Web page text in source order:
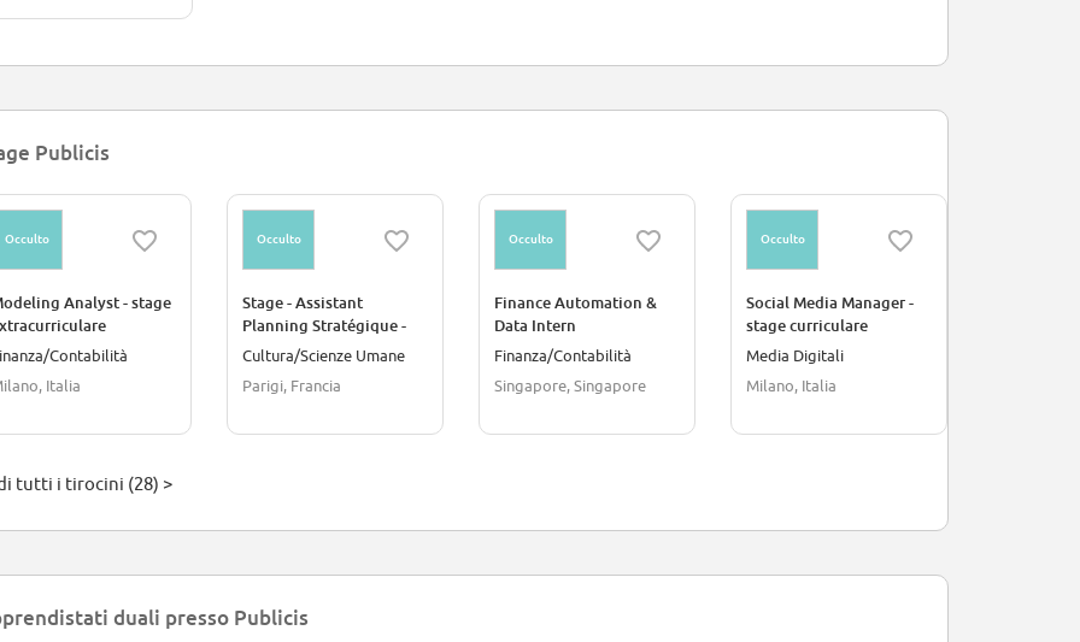
Publicis
Occulto
Analyst - stage
Contabilità
Italia
Occulto
Stage - Assistant
Planning Stratégique -
F/H/NB
Cultura/Scienze Umane
Parigi, Francia
Occulto
Finance Automation &
Data Intern
Finanza/Contabilità
Singapore, Singapore
Occulto
Social Media Manager -
stage curriculare
Media Digitali
Milano, Italia
tutti i tirocini (28) >
duali presso Publicis